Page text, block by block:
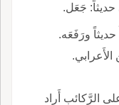
حديثاً: جَعَل.
الرَّكائب أَراد